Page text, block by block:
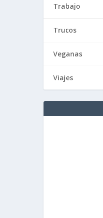
Trabajo
Trucos
Veganas
Viajes